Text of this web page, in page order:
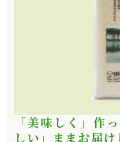
「美味しく」作
しい」ままお届け